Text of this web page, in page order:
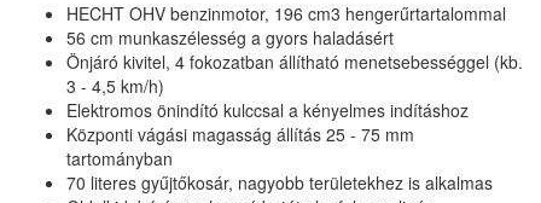
HECHT OHV benzinmotor, 196 cm3 hengerűrtartalommal
56 cm munkaszélesség a gyors haladásért
Önjáró kivitel, 4 fokozatban állítható menetsebességgel (kb.
3 - 4,5 km/h)
Elektromos önindító kulccsal a kényelmes indításhoz
Központi vágási magasság állítás 25 - 75 mm
tartományban
70 literes gyűjtőkosár, nagyobb területekhez is alkalmas